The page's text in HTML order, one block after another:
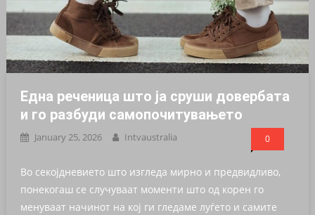
Една реченица што ја сруши довербата
и го разбуди самопочитувањето
January 25, 2026 Intvaustralia 0
Во секојдневието што изгледа мирно и предвидливо,
понекогаш се случуваат моменти што од корен го
менуваат начинот на кој ги гледаме луѓето и самите